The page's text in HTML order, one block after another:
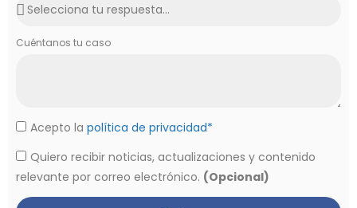
Cuéntanos tu caso
Acepto la política de privacidad*
Quiero recibir noticias, actualizaciones y contenido
relevante por correo electrónico. (Opcional)